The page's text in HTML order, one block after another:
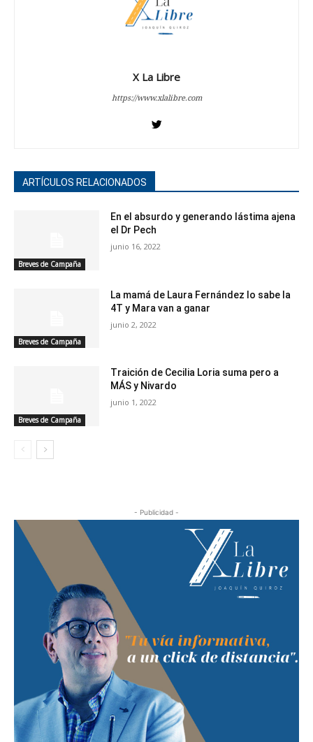
X La Libre
https://www.xlalibre.com
ARTÍCULOS RELACIONADOS
Breves de Campaña
En el absurdo y generando lástima ajena
el Dr Pech
junio 16, 2022
Breves de Campaña
La mamá de Laura Fernández lo sabe la
4T y Mara van a ganar
junio 2, 2022
Breves de Campaña
Traición de Cecilia Loria suma pero a
MÁS y Nivardo
junio 1, 2022
- Publicidad -